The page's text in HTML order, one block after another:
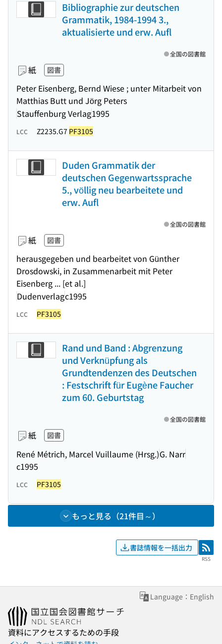
Bibliographie zur deutschen
Grammatik, 1984-1994 3.,
aktualisierte und erw. Aufl
紙 図書
Peter Eisenberg, Bernd Wiese ; unter Mitarbeit von
Matthias Butt und Jörg Peters
Stauffenburg Verlag1995
全国の図書館
LCC Z2235.G7 PF3105
Duden Grammatik der
deutschen Gegenwartssprache
5., völlig neu bearbeitete und
erw. Aufl
紙 図書
herausgegeben und bearbeitet von Günther
Drosdowski, in Zusammenarbeit mit Peter
Eisenberg ... [et al.]
Dudenverlagc1995
全国の図書館
LCC PF3105
Rand und Band : Abgrenzung
und Verknüpfung als
Grundtendenzen des Deutschen
: Festschrift für Eugène Faucher
zum 60. Geburtstag
紙 図書
René Métrich, Marcel Vuillaume (Hrsg.)G. Narr
c1995
全国の図書館
LCC PF3105
もっと見る（21件目～）
書誌情報を一括出力 RSS
RSS
Language：English
資料にアクセスするための手段